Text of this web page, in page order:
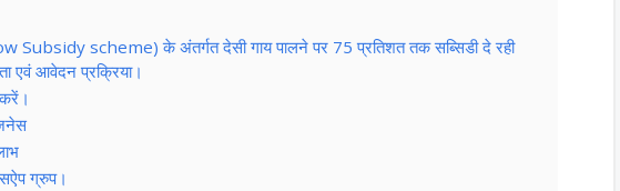
Subsidy scheme) के अंतर्गत देसी गाय पालने पर 75 प्रतिशत तक सब्सिडी दे रही
एवं आवेदन प्रक्रिया।
ग्रुप।